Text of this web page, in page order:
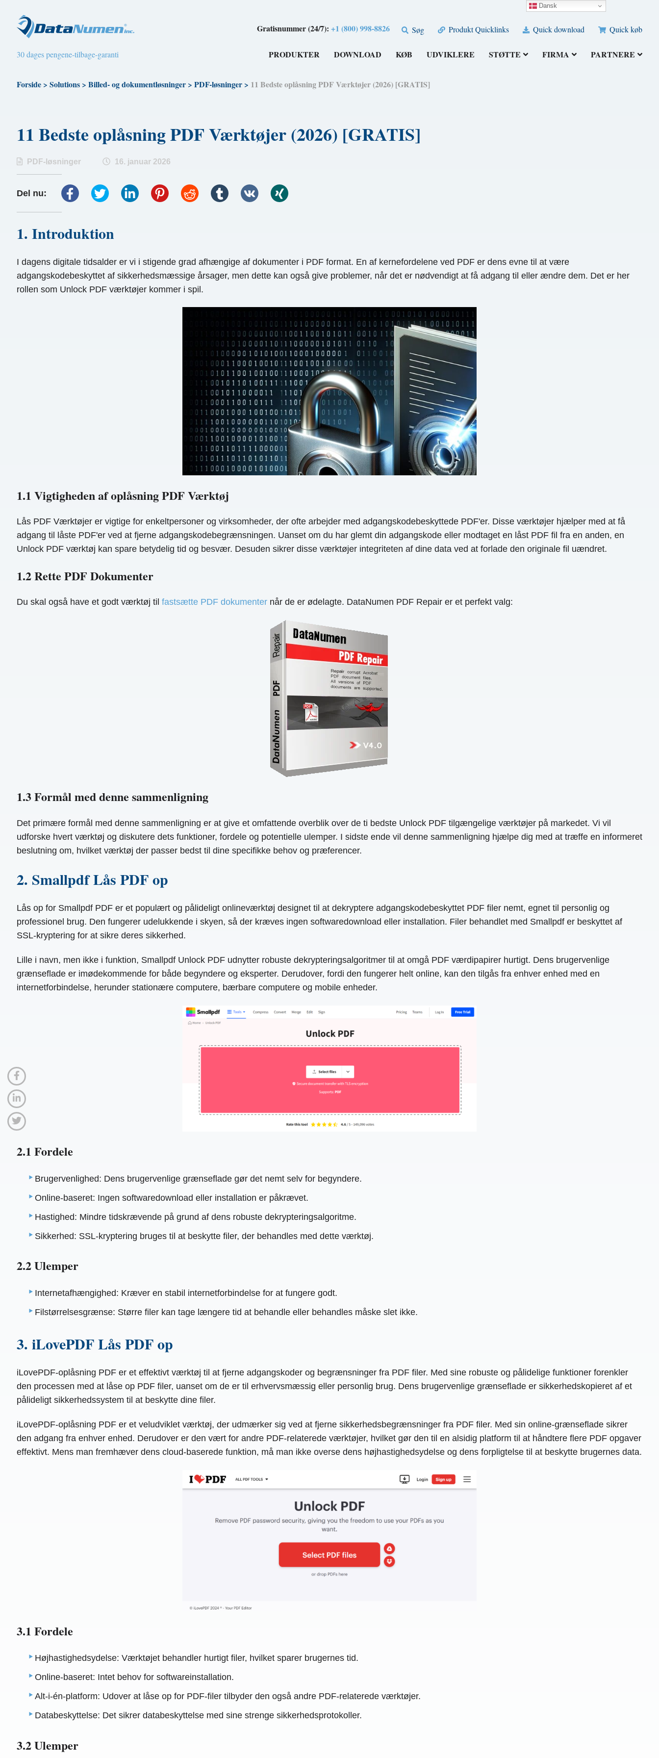
Gratisnummer (24/7):+1 (800) 998-8826 Søg Produkt Quicklinks Quick download Quick køb
30 dages pengene-tilbage-garanti PRODUKTER DOWNLOAD KØB UDVIKLERE STØTTE FIRMA PARTNERE
Forside> Solutions> Billed- og dokumentløsninger> PDF-løsninger> 11 Bedste oplåsning PDF Værktøjer (2026) [GRATIS]
11 Bedste oplåsning PDF Værktøjer (2026) [GRATIS]
PDF-løsninger 16. januar 2026
Del nu:
1. Introduktion
I dagens digitale tidsalder er vi i stigende grad afhængige af dokumenter i PDF format. En af kernefordelene ved PDF er dens evne til at være
adgangskodebeskyttet af sikkerhedsmæssige årsager, men dette kan også give problemer, når det er nødvendigt at få adgang til eller ændre dem. Det er her
rollen som Unlock PDF værktøjer kommer i spil.
1.1 Vigtigheden af ​​oplåsning PDF Værktøj
Lås PDF Værktøjer er vigtige for enkeltpersoner og virksomheder, der ofte arbejder med adgangskodebeskyttede PDF'er. Disse værktøjer hjælper med at få
adgang til låste PDF'er ved at fjerne adgangskodebegrænsningen. Uanset om du har glemt din adgangskode eller modtaget en låst PDF fil fra en anden, en
Unlock PDF værktøj kan spare betydelig tid og besvær. Desuden sikrer disse værktøjer integriteten af ​​dine data ved at forlade den originale fil uændret.
1.2 Rette PDF Dokumenter
Du skal også have et godt værktøj til fastsætte PDF dokumenternår de er ødelagte. DataNumen PDF Repair er et perfekt valg:
1.3 Formål med denne sammenligning
Det primære formål med denne sammenligning er at give et omfattende overblik over de ti bedste Unlock PDF tilgængelige værktøjer på markedet. Vi vil
udforske hvert værktøj og diskutere dets funktioner, fordele og potentielle ulemper. I sidste ende vil denne sammenligning hjælpe dig med at træffe en informeret
beslutning om, hvilket værktøj der passer bedst til dine specifikke behov og præferencer.
2. Smallpdf Lås PDF op
Lås op for Smallpdf PDF er et populært og pålideligt onlineværktøj designet til at dekryptere adgangskodebeskyttet PDF filer nemt, egnet til personlig og
professionel brug. Den fungerer udelukkende i skyen, så der kræves ingen softwaredownload eller installation. Filer behandlet med Smallpdf er beskyttet af
SSL-kryptering for at sikre deres sikkerhed.
Lille i navn, men ikke i funktion, Smallpdf Unlock PDF udnytter robuste dekrypteringsalgoritmer til at omgå PDF værdipapirer hurtigt. Dens brugervenlige
grænseflade er imødekommende for både begyndere og eksperter. Derudover, fordi den fungerer helt online, kan den tilgås fra enhver enhed med en
internetforbindelse, herunder stationære computere, bærbare computere og mobile enheder.
2.1 Fordele
Brugervenlighed: Dens brugervenlige grænseflade gør det nemt selv for begyndere.
Online-baseret: Ingen softwaredownload eller installation er påkrævet.
Hastighed: Mindre tidskrævende på grund af dens robuste dekrypteringsalgoritme.
Sikkerhed: SSL-kryptering bruges til at beskytte filer, der behandles med dette værktøj.
2.2 Ulemper
Internetafhængighed: Kræver en stabil internetforbindelse for at fungere godt.
Filstørrelsesgrænse: Større filer kan tage længere tid at behandle eller behandles måske slet ikke.
3. iLovePDF Lås PDF op
iLovePDF-oplåsning PDF er et effektivt værktøj til at fjerne adgangskoder og begrænsninger fra PDF filer. Med sine robuste og pålidelige funktioner forenkler
den processen med at låse op PDF filer, uanset om de er til erhvervsmæssig eller personlig brug. Dens brugervenlige grænseflade er sikkerhedskopieret af et
pålideligt sikkerhedssystem til at beskytte dine filer.
iLovePDF-oplåsning PDF er et veludviklet værktøj, der udmærker sig ved at fjerne sikkerhedsbegrænsninger fra PDF filer. Med sin online-grænseflade sikrer
den adgang fra enhver enhed. Derudover er den vært for andre PDF-relaterede værktøjer, hvilket gør den til en alsidig platform til at håndtere flere PDF opgaver
effektivt. Mens man fremhæver dens cloud-baserede funktion, må man ikke overse dens højhastighedsydelse og dens forpligtelse til at beskytte brugernes data.
3.1 Fordele
Højhastighedsydelse: Værktøjet behandler hurtigt filer, hvilket sparer brugernes tid.
Online-baseret: Intet behov for softwareinstallation.
Alt-i-én-platform: Udover at låse op for PDF-filer tilbyder den også andre PDF-relaterede værktøjer.
Databeskyttelse: Det sikrer databeskyttelse med sine strenge sikkerhedsprotokoller.
3.2 Ulemper
Dansk